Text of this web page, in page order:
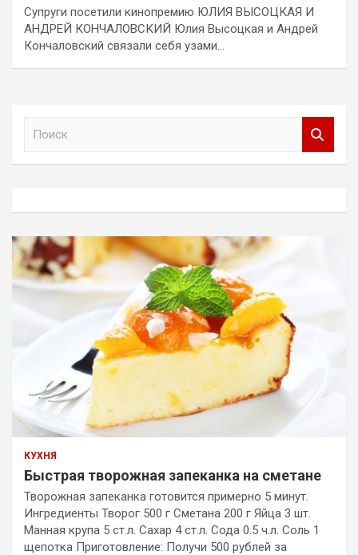
Супруги посетили кинопремию ЮЛИЯ ВЫСОЦКАЯ И
АНДРЕЙ КОНЧАЛОВСКИЙ Юлия Высоцкая и Андрей
Кончаловский связали себя узами…
КУХНЯ
Быстрая творожная запеканка на сметане
Творожная запеканка готовится примерно 5 минут.
Ингредиенты Творог 500 г Сметана 200 г Яйца 3 шт.
Манная крупа 5 ст.л. Сахар 4 ст.л. Сода 0.5 ч.л. Соль 1
щепотка Приготовление: Получи 500 рублей за